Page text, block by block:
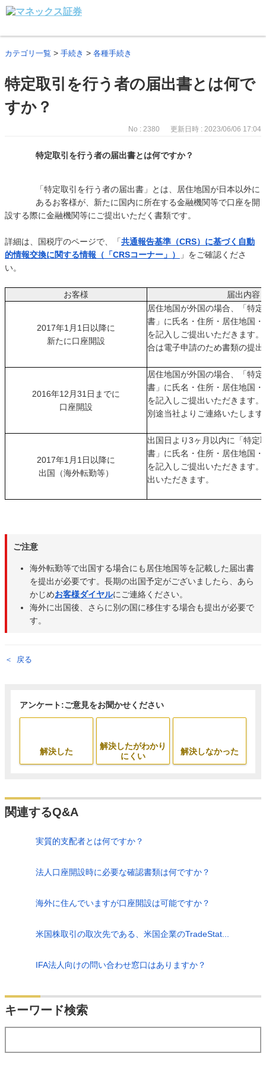
カテゴリ一覧 > 手続き > 各種手続き
特定取引を行う者の届出書とは何で
すか？
No : 2380 更新日時 : 2023/06/06 17:04
特定取引を行う者の届出書とは何ですか？
「特定取引を行う者の届出書」とは、居住地国が日本以外に
あるお客様が、新たに国内に所在する金融機関等で口座を開
設する際に金融機関等にご提出いただく書類です。
詳細は、国税庁のページで、「共通報告基準（CRS）に基づく自動
的情報交換に関する情報（「CRSコーナー」）
」をご確認くださ
い。
お客様 届出内容
2017年1月1日以降に
新たに口座開設
居住地国が外国の場合、「特
書」に氏名・住所・居住地国
を記入しご提出いただきます
合は電子申請のため書類の提
2016年12月31日までに
口座開設
居住地国が外国の場合、「特
書」に氏名・住所・居住地国
を記入しご提出いただきます
別途当社よりご連絡いたします
2017年1月1日以降に
出国（海外転勤等）
出国日より3ヶ月以内に「特定
書」に氏名・住所・居住地国
を記入しご提出いただきます
出いただきます。
ご注意
海外転勤等で出国する場合にも居住地国等を記載した届出書
を提出が必要です。長期の出国予定がございましたら、あら
かじめお客様ダイヤルにご連絡ください。
海外に出国後、さらに別の国に移住する場合も提出が必要で
す。
戻る
アンケート:ご意見をお聞かせください
解決した
解決したがわかり
にくい
解決しなかった
関連するQ&A
実質的支配者とは何ですか？
法人口座開設時に必要な確認書類は何ですか？
海外に住んでいますが口座開設は可能ですか？
米国株取引の取次先である、米国企業のTradeStat...
IFA法人向けの問い合わせ窓口はありますか？
キーワード検索